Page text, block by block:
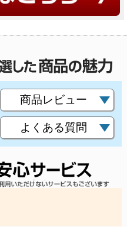
商品レビュー
よくある質問